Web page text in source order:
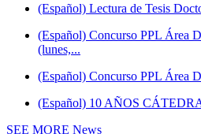
(Español) Lectura de Tesis
(Español) Concurso PPL Área
(lunes,...
(Español) Concurso PPL Área
(Español) 10 AÑOS
SEE MORE News